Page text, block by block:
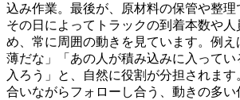
込み作業。最後が、原材料の保管や整理
その日によってトラックの到着本数や人
め、常に周囲の動きを見ています。例
薄だな」「あの人が積み込みに入ってい
入ろう」と、自然に役割が分担されま
合いながらフォローし合う、動きの多い